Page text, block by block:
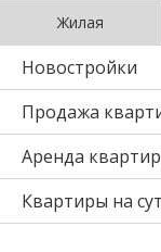
Жилая
Новостройки
Продажа
Аренда
Квартиры на